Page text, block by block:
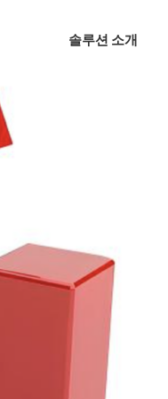
솔루션 소개